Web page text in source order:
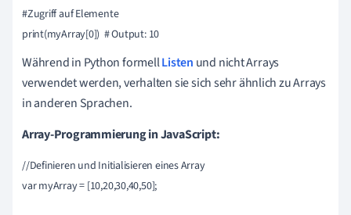
#Zugriff auf Elemente
Während in Python formellListen und nicht Arrays
verwendet werden, verhalten sie sich sehr ähnlich zu Arrays
in anderen Sprachen.
Array-Programmierung in JavaScript:
//Definieren und Initialisieren eines Array
var myArray = [10,20,30,40,50];